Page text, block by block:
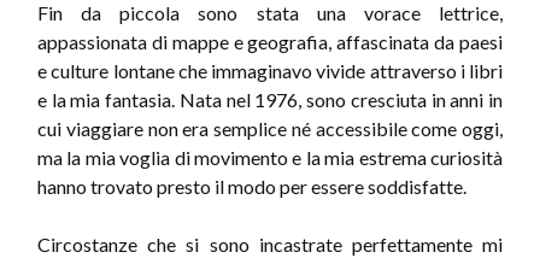
Fin da piccola sono stata una vorace lettrice,
appassionata di mappe e geografia, affascinata da paesi
e culture lontane che immaginavo vivide attraverso i libri
e la mia fantasia. Nata nel 1976, sono cresciuta in anni in
cui viaggiare non era semplice né accessibile come oggi,
ma la mia voglia di movimento e la mia estrema curiosità
hanno trovato presto il modo per essere soddisfatte.
Circostanze che si sono incastrate perfettamente mi